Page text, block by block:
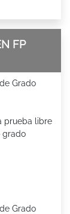
FP
Grado
prueba libre
grado
Grado